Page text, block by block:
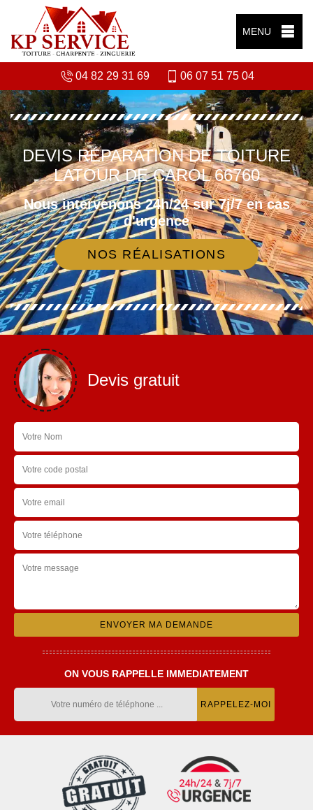
MENU
04 82 29 31 69 06 07 51 75 04
DEVIS RÉPARATION DE TOITURE
LATOUR DE CAROL 66760
Nous intervenons 24h/24 sur 7j/7 en cas
d'urgence
NOS RÉALISATIONS
Devis gratuit
ON VOUS RAPPELLE IMMEDIATEMENT